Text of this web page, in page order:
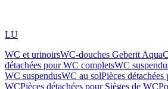
LU
WC et urinoirsWC-douches Geberit
détachées pour WC completsWC
WC suspendusWC au solPièces
WCPièces détachées pour Sièges de WC